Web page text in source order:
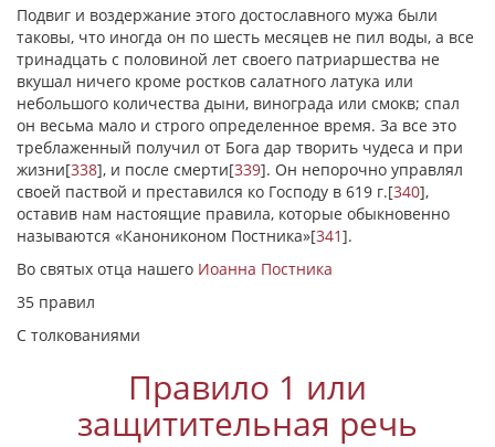
Подвиг и воздержание этого достославного мужа были
таковы, что иногда он по шесть месяцев не пил воды, а все
тринадцать с половиной лет своего патриаршества не
вкушал ничего кроме ростков салатного латука или
небольшого количества дыни, винограда или смокв; спал
он весьма мало и строго определенное время. За все это
треблаженный получил от Бога дар творить чудеса и при
жизни[338], и после смерти[339]. Он непорочно управлял
своей паствой и преставился ко Господу в 619 г.[340],
оставив нам настоящие правила, которые обыкновенно
называются «Канониконом Постника»[341].
Во святых отца нашего Иоанна Постника
35 правил
С толкованиями
Правило 1 или
защитительная речь